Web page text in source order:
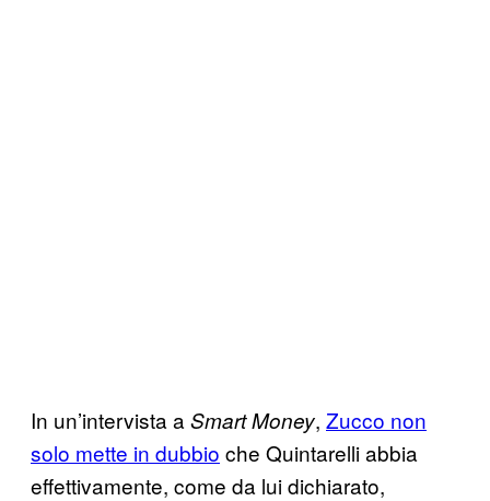
In un’intervista a Smart Money, Zucco non
solo mette in dubbio che Quintarelli abbia
effettivamente, come da lui dichiarato,